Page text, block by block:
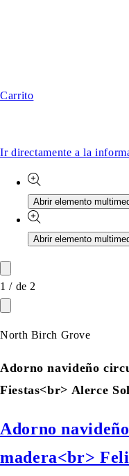
Carrito
Ir directamente a la
Abrir elemento
Abrir elemento
1 / de 2
North Birch Grove
Adorno navideño
Fiestas<br> Alerce
Adorno
madera<br>